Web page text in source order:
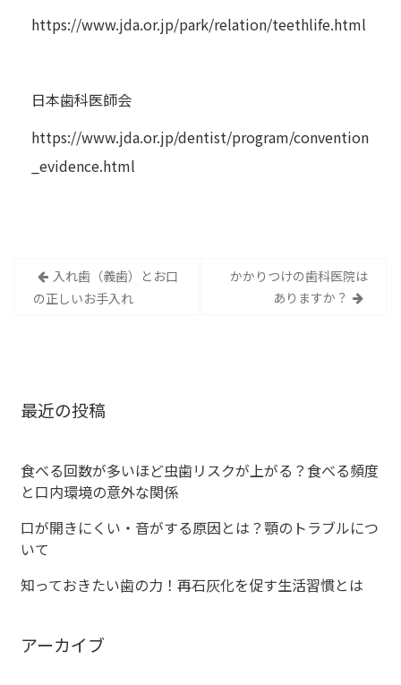
https://www.jda.or.jp/park/relation/teethlife.html
日本歯科医師会
https://www.jda.or.jp/dentist/program/convention
_evidence.html
ー
シ
ョ
ン
⼊れ⻭（義歯）とお口
の正しいお手入れ
かかりつけの⻭科医院は
ありますか？
最近の投稿
食べる回数が多いほど虫歯リスクが上がる？食べる頻度
と口内環境の意外な関係
口が開きにくい・音がする原因とは？顎のトラブルにつ
いて
知っておきたい歯の力！再石灰化を促す生活習慣とは
アーカイブ